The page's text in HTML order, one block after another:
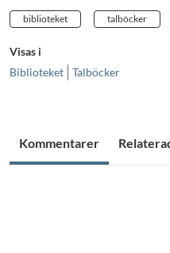
biblioteket talböcker
Visas i
Biblioteket
Talböcker
Kommentarer